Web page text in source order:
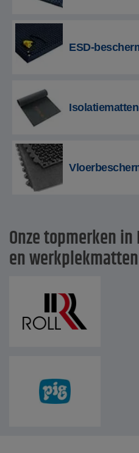
ESD-
Isolatiematten
Onze topmerken
en werkplekmatten